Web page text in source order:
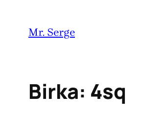
Mr. Serge
Birka: 4sq